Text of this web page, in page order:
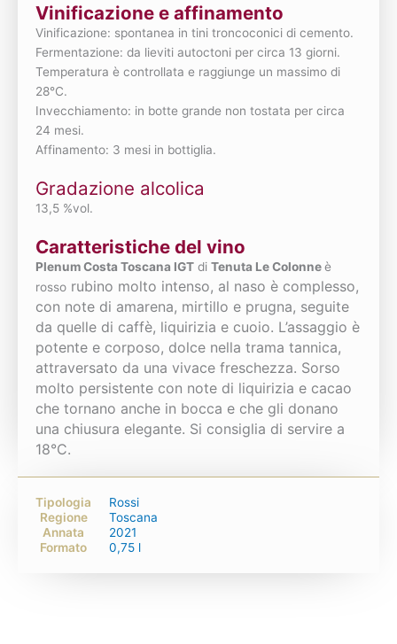
Vinificazione e affinamento
Vinificazione: spontanea in tini troncoconici di cemento.
Fermentazione: da lieviti autoctoni per circa 13 giorni.
Temperatura è controllata e raggiunge un massimo di
28°C.
Invecchiamento: in botte grande non tostata per circa
24 mesi.
Affinamento: 3 mesi in bottiglia.
Gradazione alcolica
13,5 %vol.
Caratteristiche del vino
Plenum Costa Toscana IGT di Tenuta Le Colonneè
rosso rubino molto intenso, al naso è complesso,
con note di amarena, mirtillo e prugna, seguite
da quelle di caffè, liquirizia e cuoio. L’assaggio è
potente e corposo, dolce nella trama tannica,
attraversato da una vivace freschezza. Sorso
molto persistente con note di liquirizia e cacao
che tornano anche in bocca e che gli donano
una chiusura elegante. Si consiglia di servire a
18°C.
Tipologia
Rossi
Regione
Toscana
Annata
2021
Formato
0,75 l